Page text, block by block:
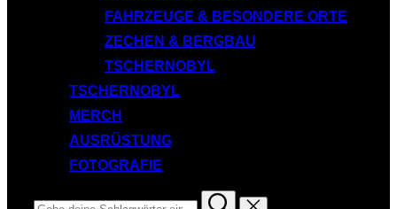
FAHRZEUGE & BESONDERE ORTE
ZECHEN & BERGBAU
TSCHERNOBYL
TSCHERNOBYL
MERCH
AUSRÜSTUNG
FOTOGRAFIE
Suchen